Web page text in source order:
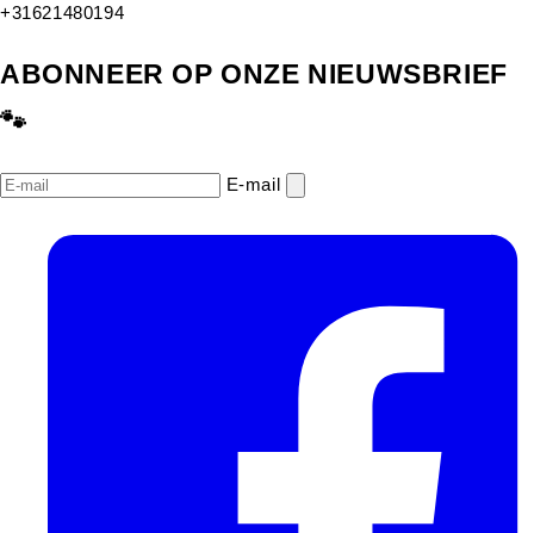
+31621480194
ABONNEER OP ONZE NIEUWSBRIEF
🐾
E‑mail